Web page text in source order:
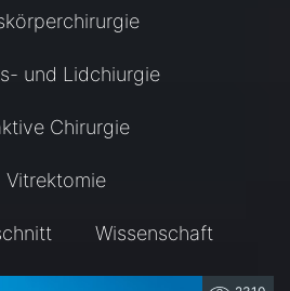
und Lidchiurgie
Chirurgie
Vitrektomie
Wissenschaft